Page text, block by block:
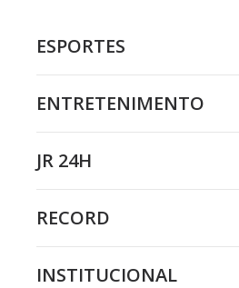
ESPORTES
ENTRETENIMENTO
JR 24H
RECORD
INSTITUCIONAL